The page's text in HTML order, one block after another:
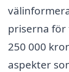
priserna för
250 000
aspekter